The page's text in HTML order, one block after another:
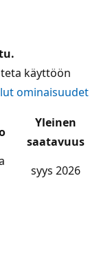
käyttöön
ominaisuudet
Yleinen
saatavuus
syys 2026